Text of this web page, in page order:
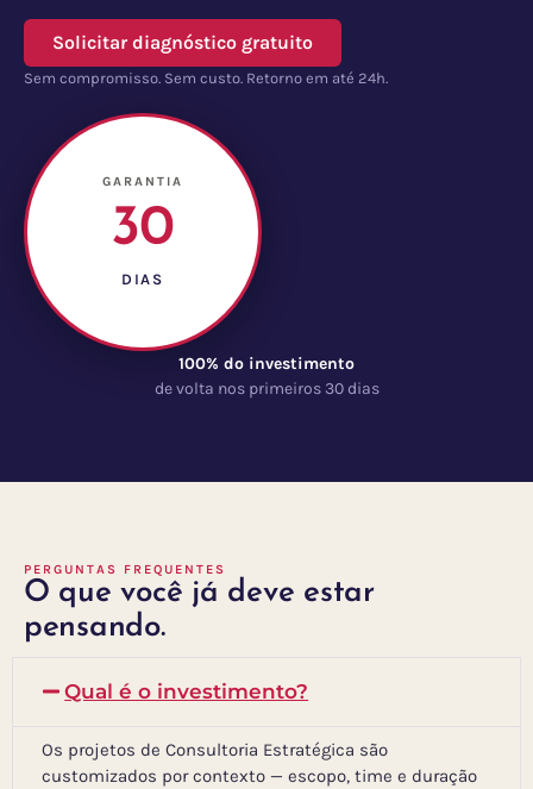
Solicitar diagnóstico gratuito
Sem compromisso. Sem custo. Retorno em até 24h.
GARANTIA
30
DIAS
100% do investimento
de volta nos primeiros 30 dias
PERGUNTAS FREQUENTES
O que você já deve estar
pensando.
Qual é o investimento?
Os projetos de Consultoria Estratégica são
customizados por contexto — escopo, time e duração